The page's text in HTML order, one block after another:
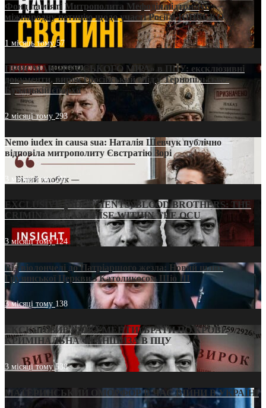
Фонд пам’яті Митрополита Мефодія підтримує
міжнародну петицію щодо участі Росії в ЮНЕСКО
1 місяць тому57
ПРИСМАК «РУССЬКОГО МІРА» в ПЦУ: ексклюзивні
документи, вирок і російський слід у Тернопільсько-
Бучацькій єпархії
2 місяці тому 293
Nemo iudex in causa sua: Наталія Шевчук публічно
відповіла митрополиту Євстратію Зорі
3 місяці тому211
EXCLUSIVE (DOCUMENTS)/BLOOD BROTHERS: THE
CRIMINAL FRANCHISE WITHIN THE OCU
3 місяці тому124
Від віолончелі до Патріаршого жезла: Новий шлях
Грузинської Церкви з Католикосом Шіо III
3 місяці тому 138
ЕКСКЛЮЗИВ (ДОКУМЕНТИ)/БРАТИ ПО КРОВІ:
КРИМІНАЛЬНА ФРАНШИЗА В ПЦУ
3 місяці тому538
МАТЕРИНСЬКИЙ ОМОРФОР В ЧАС ВІЙНИ В УКРАЇНІ